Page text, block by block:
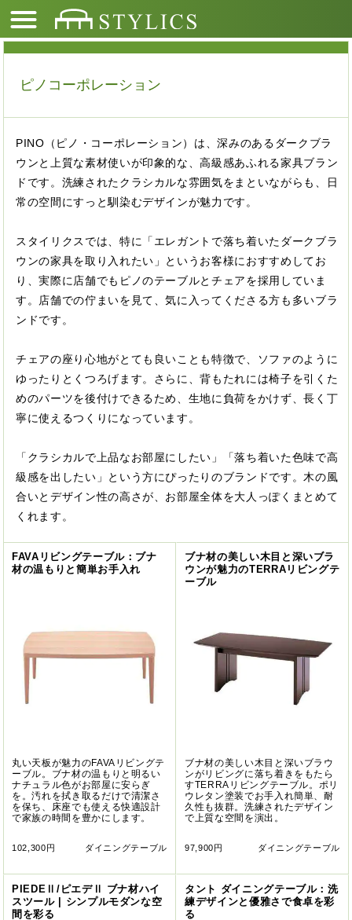
ピノコーポレーション
PINO（ピノ・コーポレーション）は、深みのあるダークブラ
ウンと上質な素材使いが印象的な、高級感あふれる家具ブラン
ドです。洗練されたクラシカルな雰囲気をまといながらも、日
常の空間にすっと馴染むデザインが魅力です。
スタイリクスでは、特に「エレガントで落ち着いたダークブラ
ウンの家具を取り入れたい」というお客様におすすめしてお
り、実際に店舗でもピノのテーブルとチェアを採用していま
す。店舗での佇まいを見て、気に入ってくださる方も多いブラ
ンドです。
チェアの座り心地がとても良いことも特徴で、ソファのように
ゆったりとくつろげます。さらに、背もたれには椅子を引くた
めのパーツを後付けできるため、生地に負荷をかけず、長く丁
寧に使えるつくりになっています。
「クラシカルで上品なお部屋にしたい」「落ち着いた色味で高
級感を出したい」という方にぴったりのブランドです。木の風
合いとデザイン性の高さが、お部屋全体を大人っぽくまとめて
くれます。
FAVAリビングテーブル：ブナ
材の温もりと簡単お手入れ
丸い天板が魅力のFAVAリビングテ
ーブル。ブナ材の温もりと明るい
ナチュラル色がお部屋に安らぎ
を。汚れを拭き取るだけで清潔さ
を保ち、床座でも使える快適設計
で家族の時間を豊かにします。
102,300円 ダイニングテーブル
ブナ材の美しい木目と深いブラ
ウンが魅力のTERRAリビングテ
ーブル
ブナ材の美しい木目と深いブラウ
ンがリビングに落ち着きをもたら
すTERRAリビングテーブル。ポリ
ウレタン塗装でお手入れ簡単、耐
久性も抜群。洗練されたデザイン
で上質な空間を演出。
97,900円 ダイニングテーブル
PIEDEⅡ/ピエデⅡ ブナ材ハイ
スツール | シンプルモダンな空
間を彩る
タント ダイニングテーブル：洗
練デザインと優雅さで食卓を彩
る